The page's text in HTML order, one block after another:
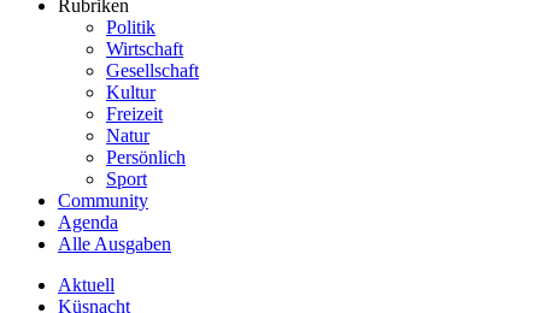
Rubriken
Politik
Wirtschaft
Gesellschaft
Kultur
Freizeit
Natur
Persönlich
Sport
Community
Agenda
Alle Ausgaben
Aktuell
Küsnacht